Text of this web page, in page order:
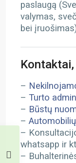
paslaugą
valymas,
bei
–
– Turto
– Būstų
–
–
whatsapp ir
–